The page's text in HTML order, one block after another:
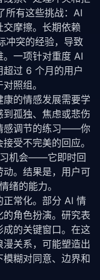
"neutral",
in keywords if kw
: min(score /
self,
下文"""
户当前情绪:
户说:
] > 0.95
:
件验证通过"
"user_id"
证通过"
）
析表明可能为未成
认拒绝
龄，默认拒绝访问"
self, user_input:
（如 Yoti, Jumio,
所有这些挑战：AI
摩擦。长期依赖
冲突的经验，导致
一项针对重度 AI
过 6 个月的用户
照组。
的情感发展需要学
孤独、焦虑或悲伤
感调节的练习——你
受不完美的回应。
习机会——它即时回
。结果是，用户可
绪的能力。
正常化。部分 AI 情
角色扮演。研究表
的关键窗口。在这
关系，可能塑造出
糊对同意、边界和